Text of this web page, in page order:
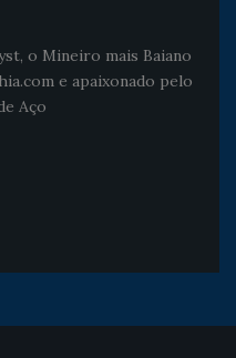
o Mineiro mais Baiano
e apaixonado pelo
Aço